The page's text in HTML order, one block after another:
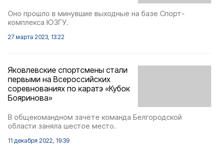
Оно прошло в минувшие выходные на базе Спорт-
комплекса ЮЗГУ.
27 марта 2023, 13:22
Яковлевские спортсмены стали
первыми на Всероссийских
соревнованиях по каратэ «Кубок
Бояринова»
В общекомандном зачёте команда Белгородской
области заняла шестое место.
11 декабря 2022, 19:39